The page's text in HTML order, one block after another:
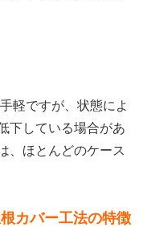
軽ですが、状態によ
下している場合があ
、ほとんどのケース
カバー工法の特徴